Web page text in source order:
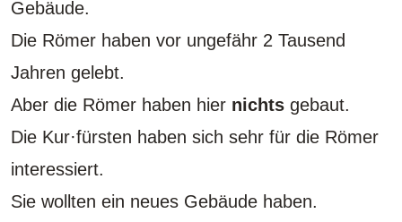
Gebäude.
Die Römer haben vor ungefähr 2 Tausend
Jahren gelebt.
Aber die Römer haben hier nichts gebaut.
Die Kur·fürsten haben sich sehr für die Römer
interessiert.
Sie wollten ein neues Gebäude haben.